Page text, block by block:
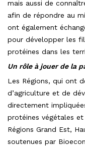
mais aussi de
afin de répondre au
ont également
pour développer les
protéines dans les
Un rôle à jouer de la
Les Régions, qui ont
d’agriculture et de
directement
protéines végétales
Régions Grand Est,
soutenues par